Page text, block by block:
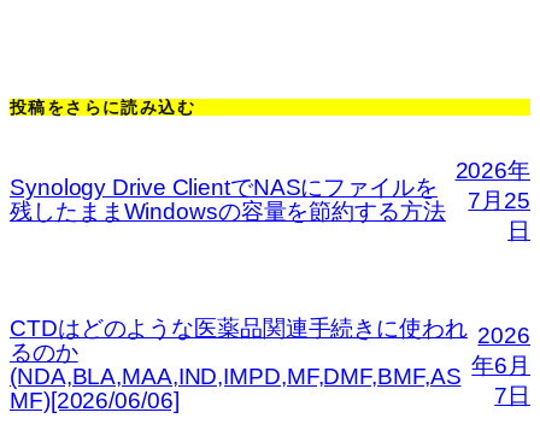
投稿をさらに読み込む
Synology Drive ClientでNASにファイルを
残したままWindowsの容量を節約する方法
2026年
7月25
日
CTDはどのような医薬品関連手続きに使われ
るのか
(NDA,BLA,MAA,IND,IMPD,MF,DMF,BMF,AS
MF)[2026/06/06]
2026
年6月
7日